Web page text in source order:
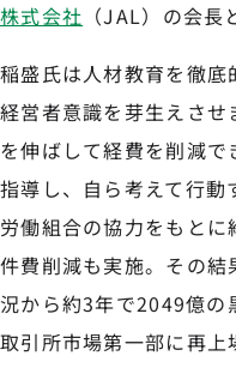
株式会社 （JAL）の会長
稲盛氏は人材教育を徹
経営者意識を芽生えさ
を伸ばして経費を削減
指導し、自ら考えて行動
労働組合の協力をもと
件費削減も実施。その
況から約3年で2049億の
取引所市場第一部に再上